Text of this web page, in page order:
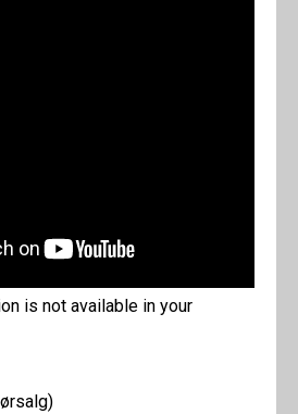
is not available in your